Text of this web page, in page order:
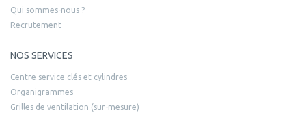
Qui sommes-nous ?
Recrutement
NOS SERVICES
Centre service clés et cylindres
Organigrammes
Grilles de ventilation (sur-mesure)